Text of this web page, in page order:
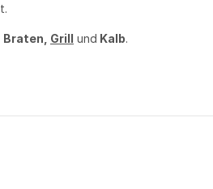
Braten, Grill und Kalb.